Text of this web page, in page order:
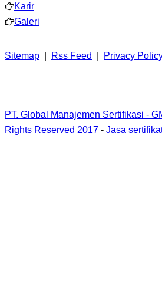
Karir
Galeri
Sitemap Rss Feed Privacy
PT. Global Manajemen Sertifikasi -
Rights Reserved 2017 - Jasa